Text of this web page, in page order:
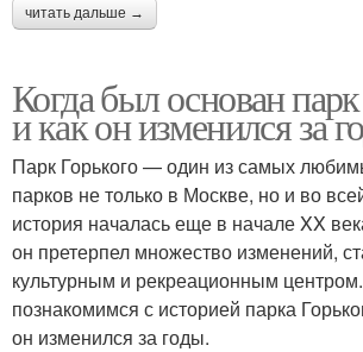
читать дальше →
Когда был основан
и как он изменился за
Парк Горького — один из самых
парков не только в Москве, но и во
история началась еще в начале XX
он претерпел множество изменений,
культурным и рекреационным
познакомимся с историей парка
он изменился за годы.